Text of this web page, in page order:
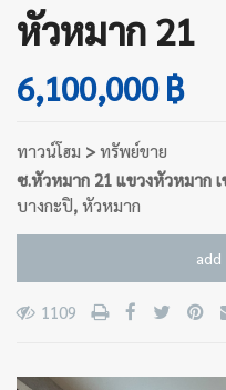
หัวหมาก 21
6,100,000 ฿
ทาวน์โฮม > ทรัพย์ขาย
ซ.หัวหมาก 21 แขวงหัวหมาก
บางกะปิ, หัวหมาก
add
1109